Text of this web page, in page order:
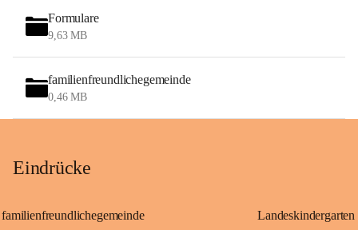
Formulare
9,63 MB
familienfreundlichegemeinde
0,46 MB
Eindrücke
familienfreundlichegemeinde